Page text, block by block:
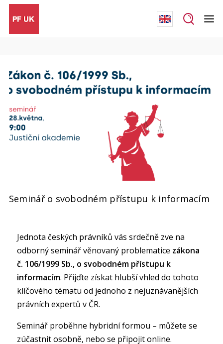
Seminář o svobodném přístupu k informacím
Jednota českých právníků vás srdečně zve na
odborný seminář věnovaný problematice zákona
č. 106/1999 Sb., o svobodném přístupu k
informacím. Přijďte získat hlubší vhled do tohoto
klíčového tématu od jednoho z nejuznávanějších
právních expertů v ČR.
Seminář proběhne hybridní formou – můžete se
zúčastnit osobně, nebo se připojit online.